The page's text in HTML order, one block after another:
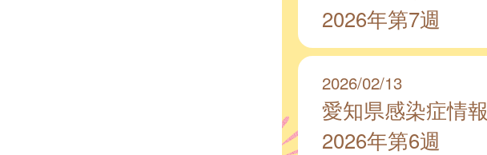
2026年第7週
2026/02/13
愛知県感染症情報
2026年第6週